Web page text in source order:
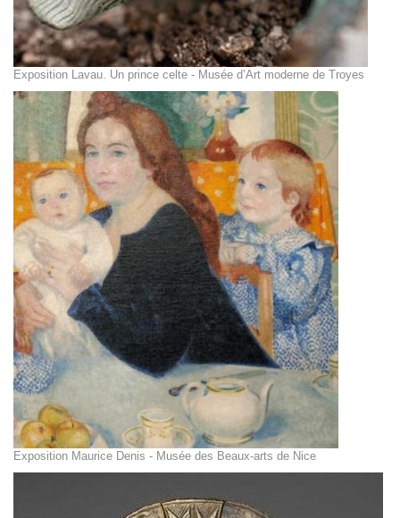
Exposition Lavau. Un prince celte - Musée d’Art moderne de Troyes
Exposition Maurice Denis - Musée des Beaux-arts de Nice